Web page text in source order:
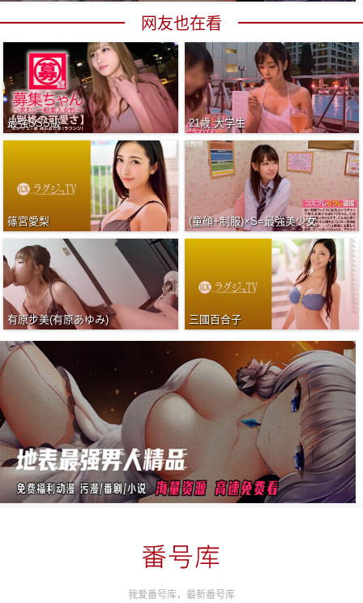
网友也在看
最強SSS級 21歳 大学生
篠宮愛梨 (童顔+制服)×S=最強美少女
有原步美(有原あゆみ) 三國百合子
我爱番号库，最新番号库